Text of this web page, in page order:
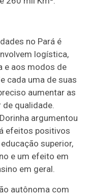
no Pará é
logística,
e aos modos de
cada uma de suas
aumentar as
qualidade.
argumentou
efeitos positivos
superior,
e um efeito em
em geral.
autônoma com